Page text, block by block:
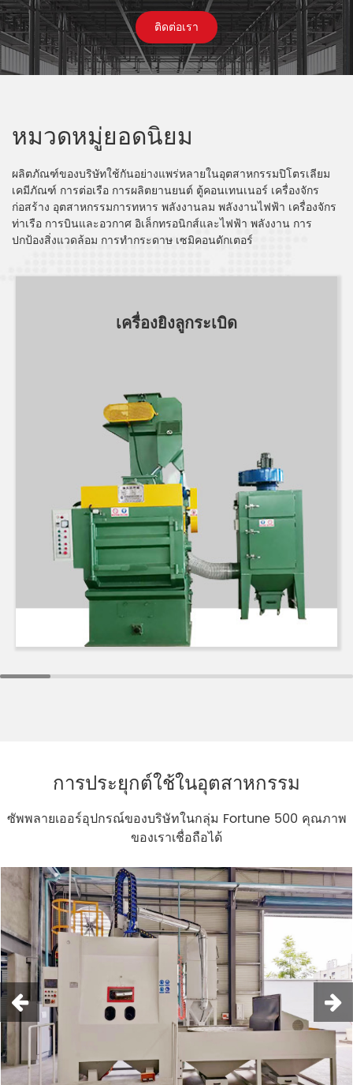
ติดต่อเรา
หมวดหมู่ยอดนิยม
ผลิตภัณฑ์ของบริษัทใช้กันอย่างแพร่หลายในอุตสาหกรรมปิโตรเลียม
เคมีภัณฑ์ การต่อเรือ การผลิตยานยนต์ ตู้คอนเทนเนอร์ เครื่องจักร
ก่อสร้าง อุตสาหกรรมการทหาร พลังงานลม พลังงานไฟฟ้า เครื่องจักร
ท่าเรือ การบินและอวกาศ อิเล็กทรอนิกส์และไฟฟ้า พลังงาน การ
ปกป้องสิ่งแวดล้อม การทำกระดาษ เซมิคอนดักเตอร์
เครื่องยิงลูกระเบิด
การประยุกต์ใช้ในอุตสาหกรรม
ซัพพลายเออร์อุปกรณ์ของบริษัทในกลุ่ม Fortune 500 คุณภาพ
ของเราเชื่อถือได้